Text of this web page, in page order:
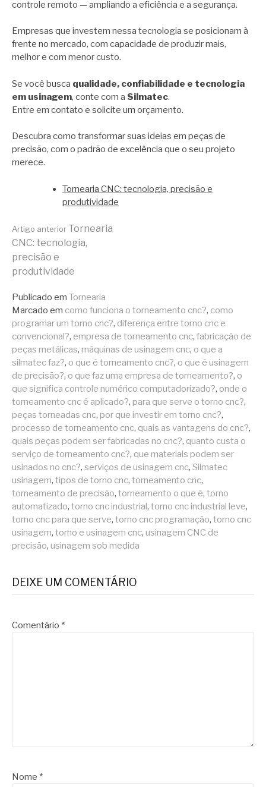
controle remoto — ampliando a eficiência e a segurança.
Empresas que investem nessa tecnologia se posicionam à
frente no mercado, com capacidade de produzir mais,
melhor e com menor custo.
Se você busca qualidade, confiabilidade e tecnologia
em usinagem, conte com a Silmatec.
Entre em contato e solicite um orçamento.
Descubra como transformar suas ideias em peças de
precisão, com o padrão de excelência que o seu projeto
merece.
Tornearia CNC: tecnologia, precisão e
produtividade
Continue
lendo
Artigo anterior Tornearia
CNC: tecnologia,
precisão e
produtividade
Publicado em Tornearia
Marcado em como funciona o torneamento cnc?, como
programar um torno cnc?, diferença entre torno cnc e
convencional?, empresa de torneamento cnc, fabricação de
peças metálicas, máquinas de usinagem cnc, o que a
silmatec faz?, o que é torneamento cnc?, o que é usinagem
de precisão?, o que faz uma empresa de torneamento?, o
que significa controle numérico computadorizado?, onde o
torneamento cnc é aplicado?, para que serve o torno cnc?,
peças torneadas cnc, por que investir em torno cnc?,
processo de torneamento cnc, quais as vantagens do cnc?,
quais peças podem ser fabricadas no cnc?, quanto custa o
serviço de torneamento cnc?, que materiais podem ser
usinados no cnc?, serviços de usinagem cnc, Silmatec
usinagem, tipos de torno cnc, torneamento cnc,
torneamento de precisão, torneamento o que é, torno
automatizado, torno cnc industrial, torno cnc industrial leve,
torno cnc para que serve, torno cnc programação, torno cnc
usinagem, torno e usinagem cnc, usinagem CNC de
precisão, usinagem sob medida
DEIXE UM COMENTÁRIO
Comentário *
Nome *